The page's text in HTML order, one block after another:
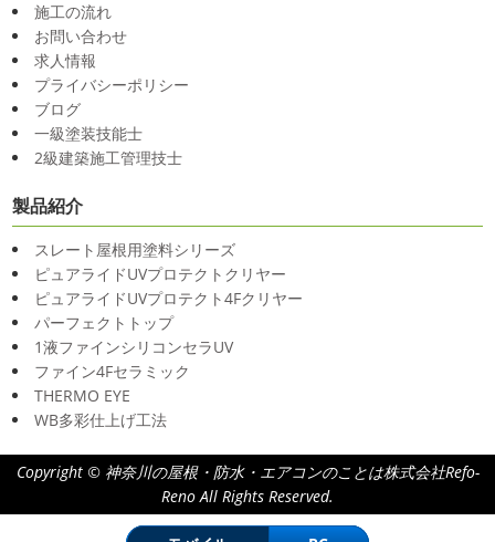
施工の流れ
お問い合わせ
求人情報
プライバシーポリシー
ブログ
一級塗装技能士
2級建築施工管理技士
製品紹介
スレート屋根用塗料シリーズ
ピュアライドUVプロテクトクリヤー
ピュアライドUVプロテクト4Fクリヤー
パーフェクトトップ
1液ファインシリコンセラUV
ファイン4Fセラミック
THERMO EYE
WB多彩仕上げ工法
Copyright © 神奈川の屋根・防水・エアコンのことは株式会社Refo-
Reno All Rights Reserved.